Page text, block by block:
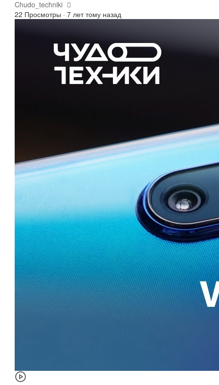
Chudo_techniki
22 Просмотры · 7 лет тому назад